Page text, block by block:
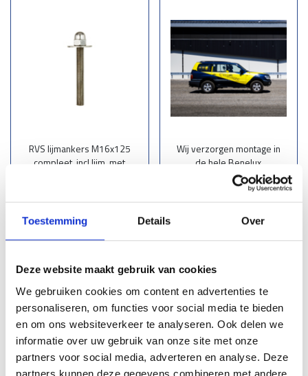
Toestemming Details Over
Deze website maakt gebruik van cookies
We gebruiken cookies om content en advertenties te
personaliseren, om functies voor social media te bieden
en om ons websiteverkeer te analyseren. Ook delen we
informatie over uw gebruik van onze site met onze
partners voor social media, adverteren en analyse. Deze
partners kunnen deze gegevens combineren met andere
Zoeken 3
Assortiment
RVS lijmankers M16x125
compleet. incl lijm. met
€ 8,60St.
Wij verzorgen montage in
de hele Benelux
Op aanvraag